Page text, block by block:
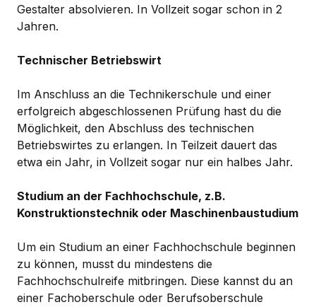
Gestalter absolvieren. In Vollzeit sogar schon in 2
Jahren.
Technischer Betriebswirt
Im Anschluss an die Technikerschule und einer
erfolgreich abgeschlossenen Prüfung hast du die
Möglichkeit, den Abschluss des technischen
Betriebswirtes zu erlangen. In Teilzeit dauert das
etwa ein Jahr, in Vollzeit sogar nur ein halbes Jahr.
Studium an der Fachhochschule, z.B.
Konstruktionstechnik oder Maschinenbaustudium
Um ein Studium an einer Fachhochschule beginnen
zu können, musst du mindestens die
Fachhochschulreife mitbringen. Diese kannst du an
einer Fachoberschule oder Berufsoberschule